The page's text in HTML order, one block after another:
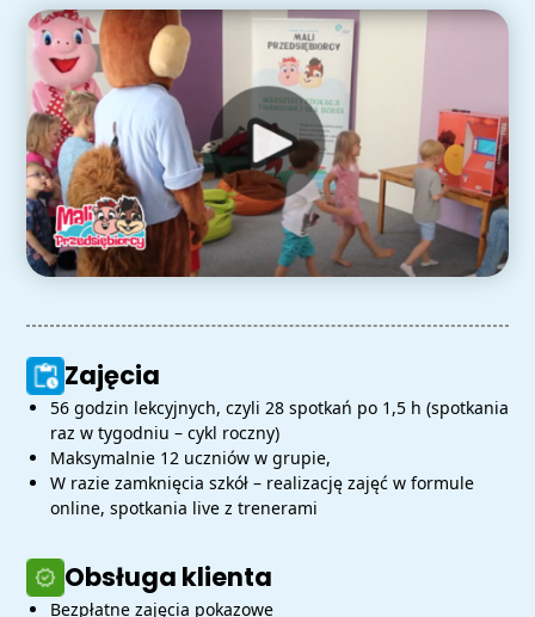
Ilość kursów: 30 Wiek: 6 - 12 lat
Wakacje i ferie
Zajęcia
56 godzin lekcyjnych, czyli 28 spotkań po 1,5 h (spotkania
raz w tygodniu – cykl roczny)
Maksymalnie 12 uczniów w grupie,
W razie zamknięcia szkół – realizację zajęć w formule
online, spotkania live z trenerami
Obsługa klienta
Bezpłatne zajęcia pokazowe